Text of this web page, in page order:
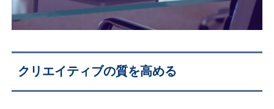
クリエイティブの質を高める